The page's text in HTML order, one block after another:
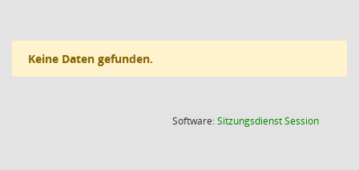
Keine Daten gefunden.
Software:SitzungsdienstSession(Wird in